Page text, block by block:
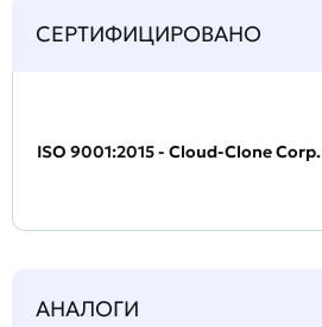
СЕРТИФИЦИРОВАНО
ISO 9001:2015 - Cloud-Clone Corp.
АНАЛОГИ